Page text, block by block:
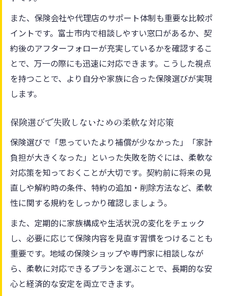
また、保険会社や代理店のサポート体制も重要な比較ポ
イントです。富士市内で相談しやすい窓口があるか、契
約後のアフターフォローが充実しているかを確認するこ
とで、万一の際にも迅速に対応できます。こうした視点
を持つことで、より自分や家族に合った保険選びが実現
します。
保険選びで失敗しないための柔軟な対応策
保険選びで「思っていたより補償が少なかった」「家計
負担が大きくなった」といった失敗を防ぐには、柔軟な
対応策を知っておくことが大切です。契約前に将来の見
直しや解約時の条件、特約の追加・削除方法など、柔軟
性に関する規約をしっかり確認しましょう。
また、定期的に家族構成や生活状況の変化をチェック
し、必要に応じて保険内容を見直す習慣をつけることも
重要です。地域の保険ショップや専門家に相談しなが
ら、柔軟に対応できるプランを選ぶことで、長期的な安
心と経済的な安定を両立できます。